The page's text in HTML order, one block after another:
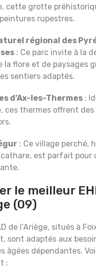
cette grotte
rupestres.
régional des
: Ce parc invite à la
la flore et de paysages
sentiers adaptés.
d’Ax-les-Thermes :
ces thermes offrent des
: Ce village perché,
cathare, est parfait pour
le meilleur
(09)
de l’Ariège, situés à
sont adaptés aux
âgées dépendantes.
: